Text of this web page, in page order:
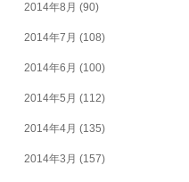
2014年8月 (90)
2014年7月 (108)
2014年6月 (100)
2014年5月 (112)
2014年4月 (135)
2014年3月 (157)